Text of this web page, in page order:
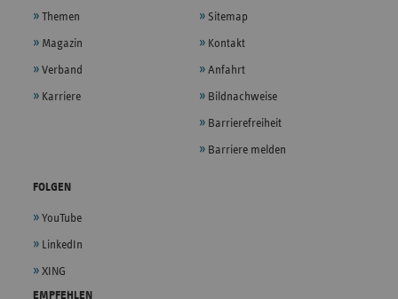
Themen
Magazin
Verband
Karriere
Sitemap
Kontakt
Anfahrt
Bildnachweise
Barrierefreiheit
Barriere melden
FOLGEN
YouTube
LinkedIn
XING
EMPFEHLEN